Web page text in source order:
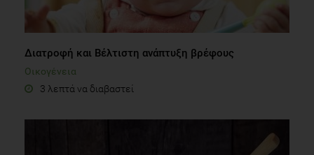
Διατροφή και Βέλτιστη ανάπτυξη βρέφους
Οικογένεια
3 λεπτά να διαβαστεί